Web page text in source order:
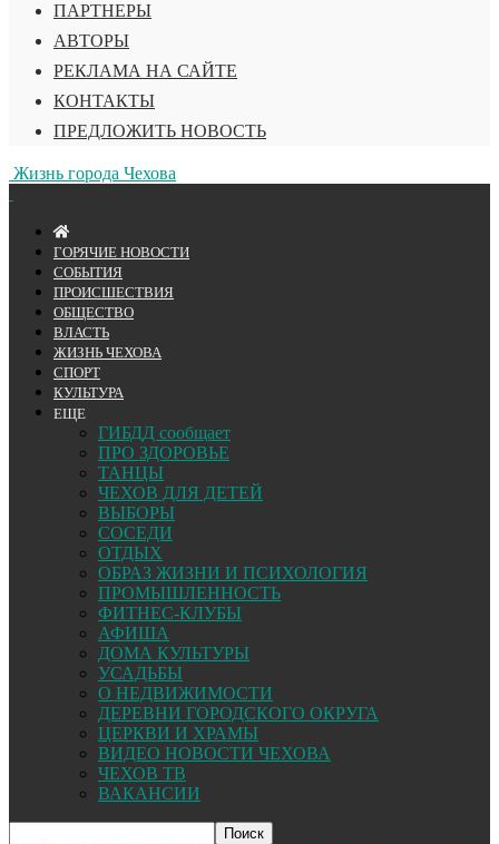
ПАРТНЕРЫ
АВТОРЫ
РЕКЛАМА НА САЙТЕ
КОНТАКТЫ
ПРЕДЛОЖИТЬ НОВОСТЬ
Жизнь города Чехова
ГОРЯЧИЕ НОВОСТИ
СОБЫТИЯ
ПРОИСШЕСТВИЯ
ОБЩЕСТВО
ВЛАСТЬ
ЖИЗНЬ ЧЕХОВА
СПОРТ
КУЛЬТУРА
ЕЩЕ
ГИБДД сообщает
ПРО ЗДОРОВЬЕ
ТАНЦЫ
ЧЕХОВ ДЛЯ ДЕТЕЙ
ВЫБОРЫ
СОСЕДИ
ОТДЫХ
ОБРАЗ ЖИЗНИ И ПСИХОЛОГИЯ
ПРОМЫШЛЕННОСТЬ
ФИТНЕС-КЛУБЫ
АФИША
ДОМА КУЛЬТУРЫ
УСАДЬБЫ
О НЕДВИЖИМОСТИ
ДЕРЕВНИ ГОРОДСКОГО ОКРУГА
ЦЕРКВИ И ХРАМЫ
ВИДЕО НОВОСТИ ЧЕХОВА
ЧЕХОВ ТВ
ВАКАНСИИ